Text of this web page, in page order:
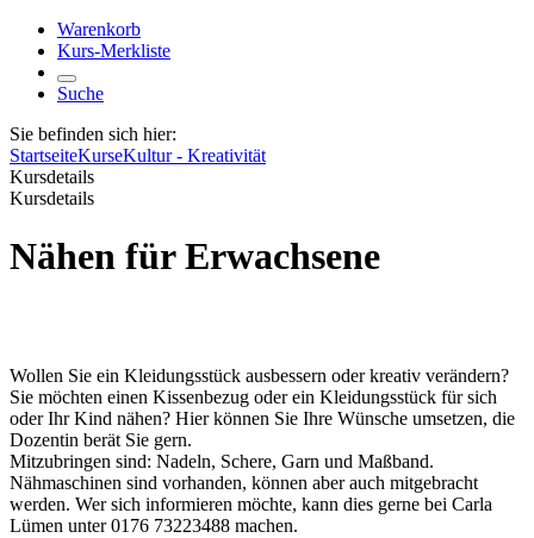
Warenkorb
Kurs-Merkliste
Suche
Sie befinden sich hier:
StartseiteKurseKultur - Kreativität
Kursdetails
Kursdetails
Nähen für Erwachsene
Wollen Sie ein Kleidungsstück ausbessern oder kreativ verändern?
Sie möchten einen Kissenbezug oder ein Kleidungsstück für sich
oder Ihr Kind nähen? Hier können Sie Ihre Wünsche umsetzen, die
Dozentin berät Sie gern.
Mitzubringen sind: Nadeln, Schere, Garn und Maßband.
Nähmaschinen sind vorhanden, können aber auch mitgebracht
werden. Wer sich informieren möchte, kann dies gerne bei Carla
Lümen unter 0176 73223488 machen.